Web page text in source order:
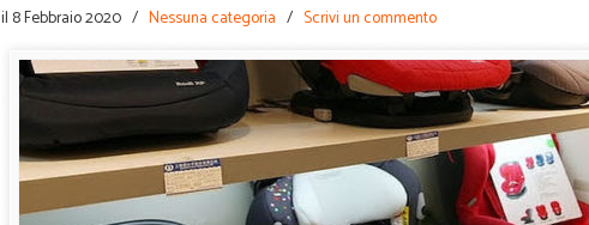
il 8 Febbraio 2020 / Nessuna categoria / Scrivi un commento